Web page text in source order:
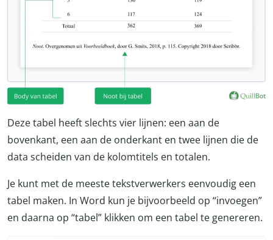
Deze tabel heeft slechts vier lijnen: een aan de
bovenkant, een aan de onderkant en twee lijnen die de
data scheiden van de kolomtitels en totalen.
Je kunt met de meeste tekstverwerkers eenvoudig een
tabel maken. In Word kun je bijvoorbeeld op “invoegen”
en daarna op “tabel” klikken om een tabel te genereren.